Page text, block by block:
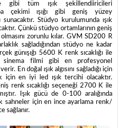
gibi tüm ışık şekillendiiricileri
çekimi ışığı gibi geniş yüzey
Stüdyo kurulumunda ışık
Çünkü stüdyo ortamlarının geniş
zorunlu kılar. GVM SD200 R
sağladığından stüdyo ne kadar
günışığı 5600 K renk sıcaklığı ile
sinema filmi gibi en profesyonel
En doğal ışık algısını sağladığı için
için en iyi led ışık tercihi olacaktır.
renk sıcaklığı seçeneği 2700 K ile
Işık gücü de 0-100 aralığında
sahneler için en ince ayarlama renk/
sağlanır.